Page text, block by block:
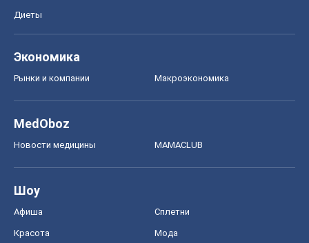
Диеты
Экономика
Рынки и компании Mакроэкономика
MedOboz
Новости медицины MAMACLUB
Шоу
Афиша Сплетни
Красота Мода